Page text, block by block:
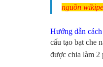
nguồn
Hướng dẫn
cấu tạo bạt che
được chia làm 2